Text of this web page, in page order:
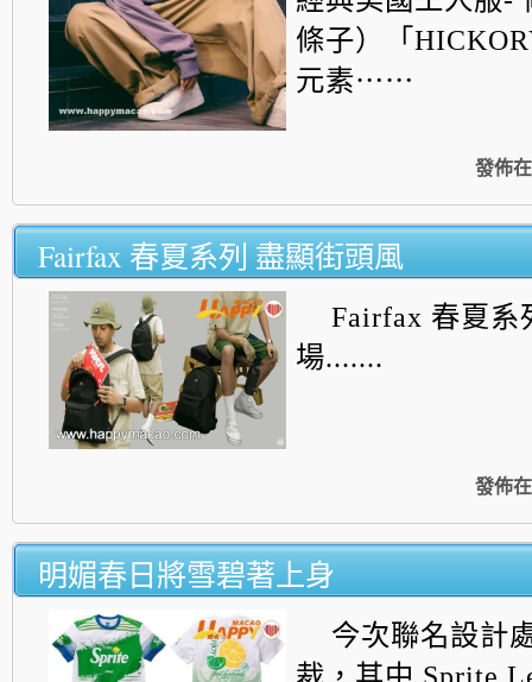
條子）「
元素⋯⋯
發佈在
Fairfax 春夏系列 盡顯街頭風
Fairfax 春夏系
場.......
發佈在
明媚春日將雪碧著上身
今次聯名設計
裁，其中 Sprite